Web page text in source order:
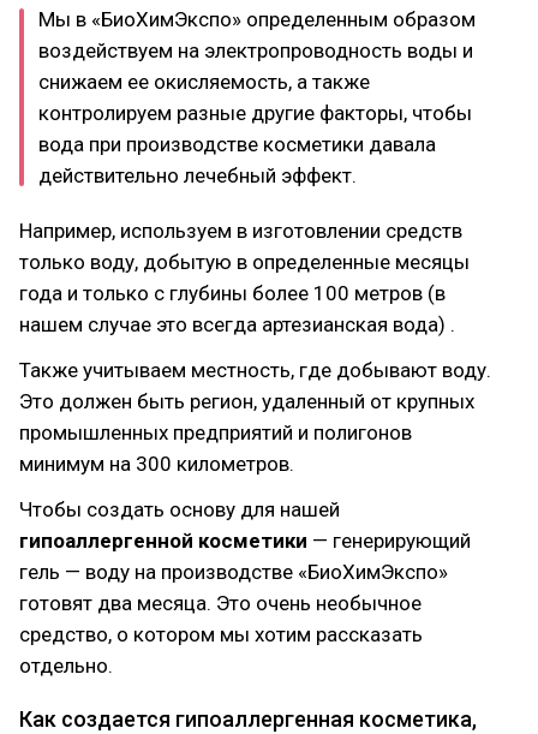
Мы в «БиоХимЭкспо» определенным образом
воздействуем на электропроводность воды и
снижаем ее окисляемость, а также
контролируем разные другие факторы, чтобы
вода при производстве косметики давала
действительно лечебный эффект.
Например, используем в изготовлении средств
только воду, добытую в определенные месяцы
года и только с глубины более 100 метров (в
нашем случае это всегда артезианская вода) .
Также учитываем местность, где добывают воду.
Это должен быть регион, удаленный от крупных
промышленных предприятий и полигонов
минимум на 300 километров.
Чтобы создать основу для нашей
гипоаллергенной косметики — генерирующий
гель — воду на производстве «БиоХимЭкспо»
готовят два месяца. Это очень необычное
средство, о котором мы хотим рассказать
отдельно.
Как создается гипоаллергенная косметика,